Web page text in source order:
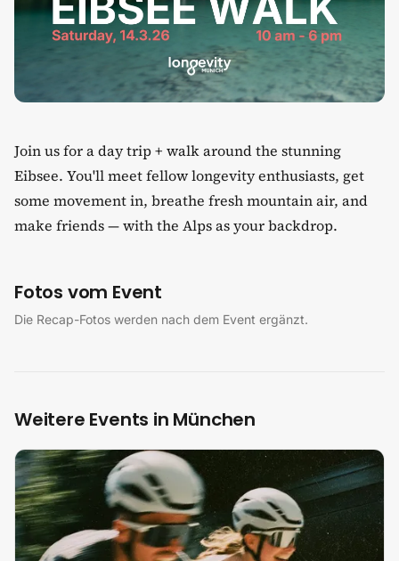
​Join us for a day trip + walk around the stunning
Eibsee. You'll meet fellow longevity enthusiasts, get
some movement in, breathe fresh mountain air, and
make friends — with the Alps as your backdrop.
Fotos vom Event
Die Recap-Fotos werden nach dem Event ergänzt.
Weitere Events in München